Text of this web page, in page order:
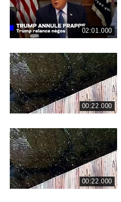
02:01.000
00:22.000
00:22.000